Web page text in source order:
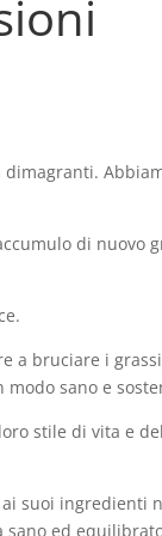
di nuovo
a bruciare i
sano e
stile di vita e
suoi
sano ed